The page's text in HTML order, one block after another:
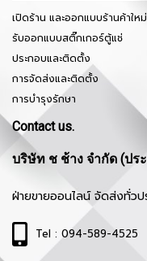
เปิดร้าน และออกแบบร้านค้าใหม่
รับออกแบบสติ๊กเกอร์ตู้แช่
ประกอบและติดตั้ง
การจัดส่งและติดตั้ง
การบำรุงรักษา
Contact us.
บริษัท ช ช้าง จำกัด (ปร
ฝ่ายขายออนไลน์ จัดส่งทั่วป
Tel : 094-589-4525